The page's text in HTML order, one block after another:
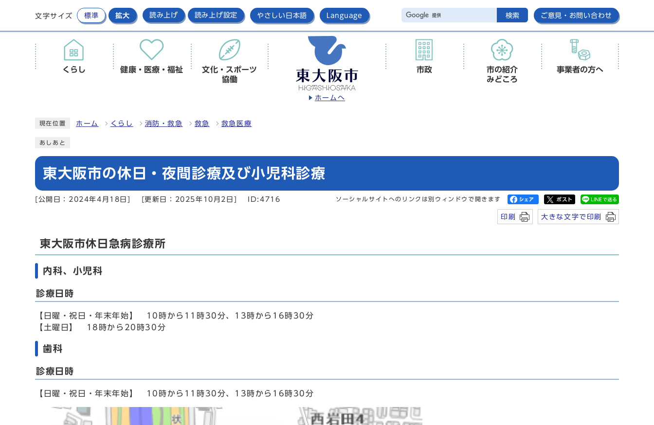
文字サイズ 標準 拡大 読み上げ 読み上げ設定 やさしい日本語 Language 検索 ご意見・お問い合わせ
ホームへ
くらし 健康・医療・福祉
文化・スポーツ
協働
市政
市の紹介
みどころ
事業者の方へ
現在位置 ホーム くらし 消防・救急 救急 救急医療
あしあと
東大阪市の休日・夜間診療及び小児科診療
[公開日：2024年4月18日] [更新日：2025年10月2日] ID:4716 ソーシャルサイトへのリンクは別ウィンドウで開きます
印刷 大きな文字で印刷
東大阪市休日急病診療所
内科、小児科
診療日時
【日曜・祝日・年末年始】 10時から11時30分、13時から16時30分
【土曜日】 18時から20時30分
歯科
診療日時
【日曜・祝日・年末年始】 10時から11時30分、13時から16時30分